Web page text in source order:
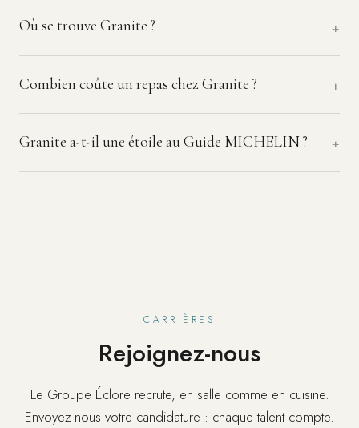
Où se trouve Granite ?
Combien coûte un repas chez Granite ?
Granite a-t-il une étoile au Guide MICHELIN ?
CARRIÈRES
Rejoignez-nous
Le Groupe Éclore recrute, en salle comme en cuisine.
Envoyez-nous votre candidature : chaque talent compte.